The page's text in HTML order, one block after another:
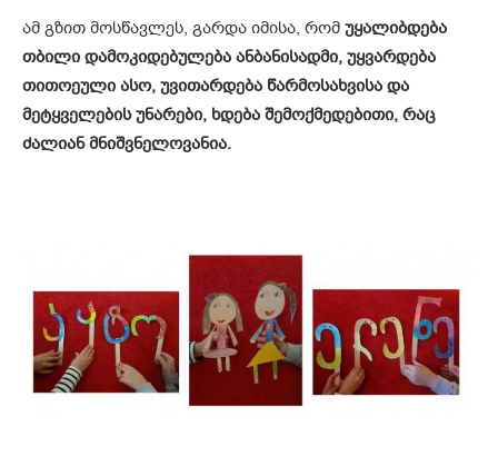
ამ გზით მოსწავლეს, გარდა იმისა, რომ უყალიბდება
თბილი დამოკიდებულება ანბანისადმი, უყვარდება
თითოეული ასო, უვითარდება წარმოსახვისა და
მეტყველების უნარები, ხდება შემოქმედებითი, რაც
ძალიან მნიშვნელოვანია.